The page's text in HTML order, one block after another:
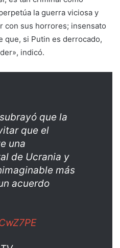
la guerra viciosa y
con sus horrores; insensato
que, si Putin es derrocado,
indicó.
que la
que el
una
de Ucrania y
más
acuerdo